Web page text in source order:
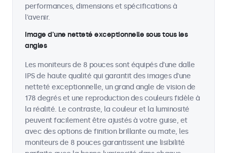
performances, dimensions et spécifications à
l'avenir.
Image d'une netteté exceptionnelle sous tous les
angles
Les moniteurs de 8 pouces sont équipés d'une dalle
IPS de haute qualité qui garantit des images d'une
netteté exceptionnelle, un grand angle de vision de
178 degrés et une reproduction des couleurs fidèle à
la réalité. Le contraste, la couleur et la luminosité
peuvent facilement être ajustés à votre guise, et
avec des options de finition brillante ou mate, les
moniteurs de 8 pouces garantissent une lisibilité